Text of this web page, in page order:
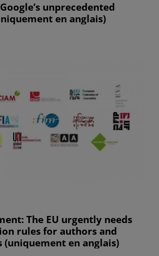
unprecedented
en anglais)
The EU urgently needs
rules for authors and
en anglais)